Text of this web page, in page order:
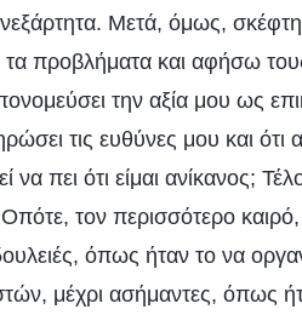
Μετά, όμως,
προβλήματα και αφήσω
την αξία μου ως
τις ευθύνες μου και
να πει ότι είμαι ανίκανος;
τον περισσότερο
όπως ήταν το να
μέχρι ασήμαντες, όπως